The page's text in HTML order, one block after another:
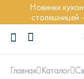
Новинки
столешницей
Главная Каталог